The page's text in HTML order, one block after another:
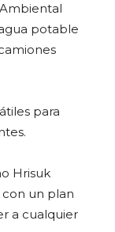
potable
para
Hrisuk
con un plan
a cualquier